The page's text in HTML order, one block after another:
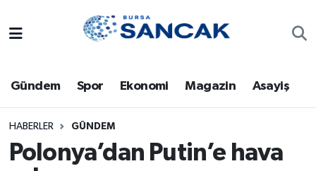
Gündem Spor Ekonomi Magazin Asayiş
HABERLER GÜNDEM
Polonya’dan Putin’e hava
Bursa
Dünya
Eğitim
Trafik Durumu
Süper Lig Puan Durumu ve Fikstür
Tüm Manşetler